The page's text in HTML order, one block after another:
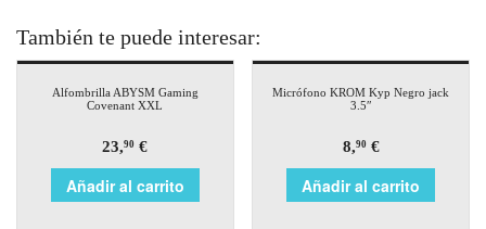
También te puede interesar:
Alfombrilla ABYSM Gaming
Covenant XXL
23,90 €
Añadir al carrito
Micrófono KROM Kyp Negro jack
3.5″
8,90€
Añadir al carrito